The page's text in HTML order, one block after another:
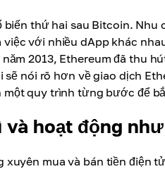
biến thứ hai sau Bitcoin.
việc với nhiều dApp khác
2013, Ethereum đã thu
nói rõ hơn về giao dịch
quy trình từng bước để
hoạt động
mua và bán tiền điện